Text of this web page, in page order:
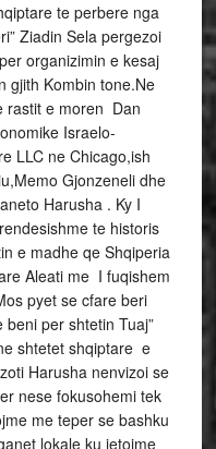
te perbere nga
Ziadin Sela pergezoi
organizimin e kesaj
gjith Kombin tone.Ne
rastit e moren Dan
Israelo-
LLC ne Chicago,ish
Gjonzeneli dhe
Harusha . Ky I
te historis
e madhe qe Shqiperia
Aleati me I fuqishem
pyet se cfare beri
per shtetin Tuaj”
shtetet shqiptare e
Harusha nenvizoi se
nese fokusohemi tek
me teper se bashku
lokale ku jetojme